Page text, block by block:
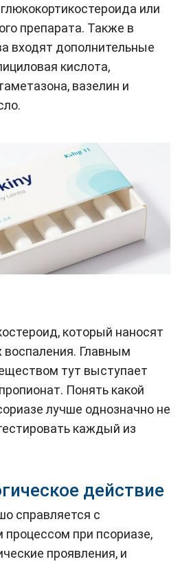
или
препарата. Также в
входят дополнительные
кислота,
вазелин и
который наносят
воспаления. Главным
тут выступает
Понять какой
лучше однозначно не
каждый из
действие
справляется с
при псориазе,
проявления, и